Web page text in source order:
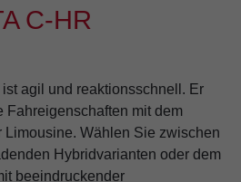
C-HR
agil und reaktionsschnell. Er
Fahreigenschaften mit dem
Limousine. Wählen Sie zwischen
Hybridvarianten oder dem
beeindruckender